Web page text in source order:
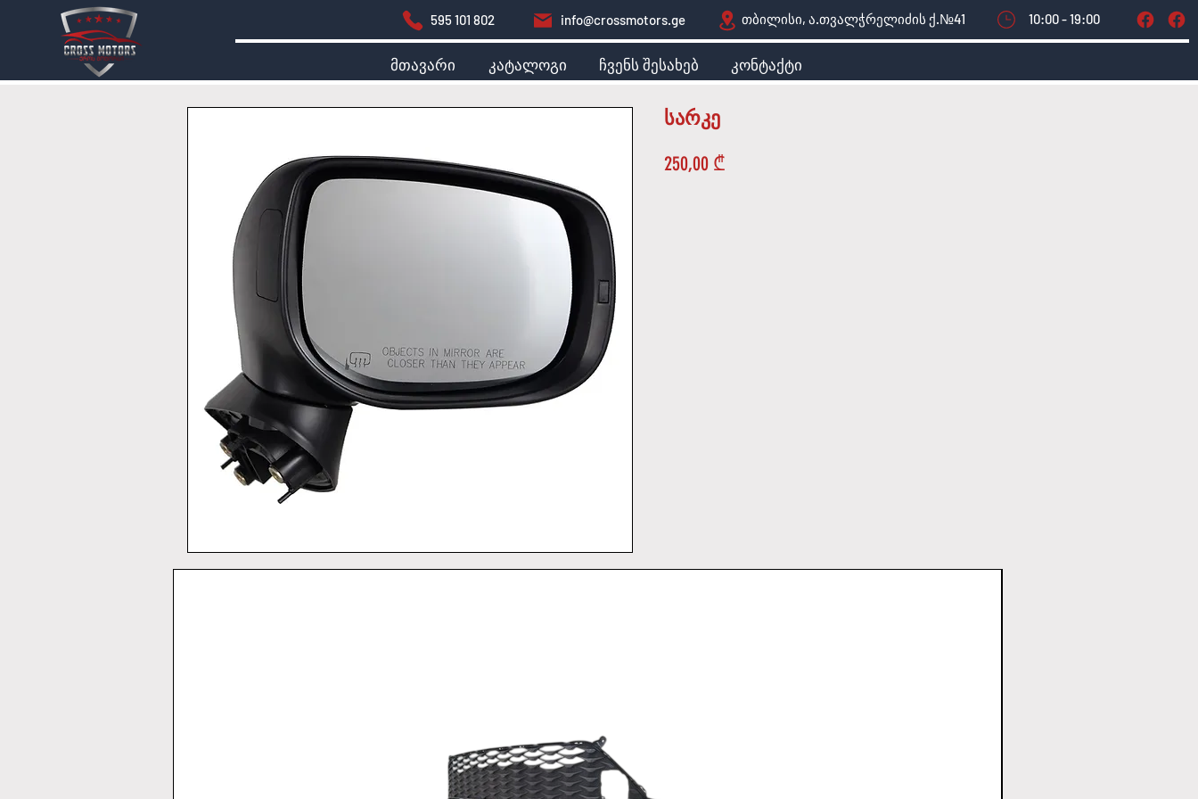
595 101 802 info@crossmotors.ge თბილისი, ა.თვალჭრელიძის ქ.№41 10:00 - 19:00
მთავარი კატალოგი ჩვენს შესახებ კონტაქტი
სარკე
250,00 ₾Price